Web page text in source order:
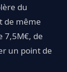
du
de même
7,5M€, de
un point de